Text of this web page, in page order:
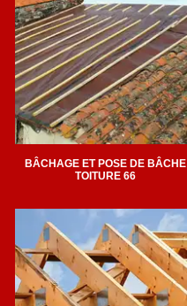
BÂCHAGE ET POSE DE BÂCHE
TOITURE 66